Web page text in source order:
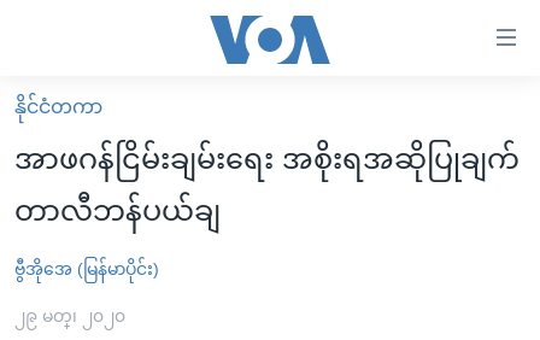
လွယ်ကူ
စေ
များ
ပင်မ
မူလစာမျက်နှာ
မြန်မာ
ကမ္ဘာ့သတင်းများ
နိုင်ငံတကာ
ဗွီဒီယို
နိုင်ငံတကာ
အာဖဂန်ငြိမ်းချမ်းရေး အစိုးရအဆိုပြုချက်
တာလီဘန်ပယ်ချ
ဗွီအိုအေ (မြန်မာပိုင်း)
၂၉ မတ္၊ ၂၀၂၀